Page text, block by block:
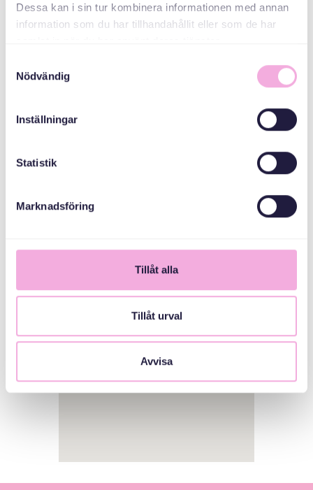
Dessa kan i sin tur kombinera informationen med annan
information som du har tillhandahållit eller som de har
Nödvändig
Inställningar
Statistik
Marknadsföring
Tillåt alla
Tillåt urval
Avvisa
Stockholm İlçe
1